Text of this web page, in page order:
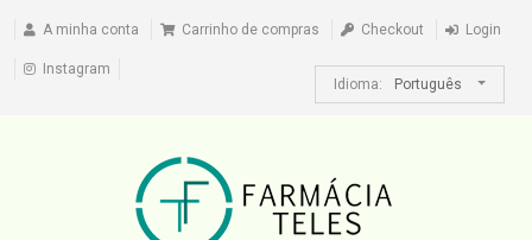
A minha conta Carrinho de compras Checkout Login
Instagram
Idioma:
Português